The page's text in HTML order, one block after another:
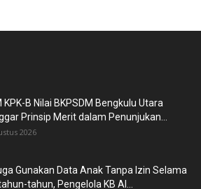
KPK-B Nilai BKPSDM Bengkulu Utara
Prinsip Merit dalam Penunjukan...
2026
Gunakan Data Anak Tanpa Izin Selama
tahun, Pengelola KB Al...